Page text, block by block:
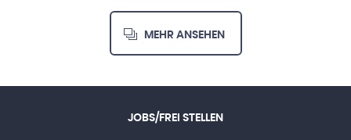
MEHR ANSEHEN
JOBS/FREI STELLEN